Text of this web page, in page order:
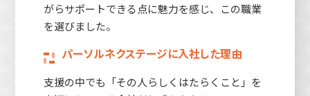
がらサポートできる点に魅力を感じ、この職業
を選びました。
パーソルネクステージに入社した理由
支援の中でも「その人らしくはたらくこと」を